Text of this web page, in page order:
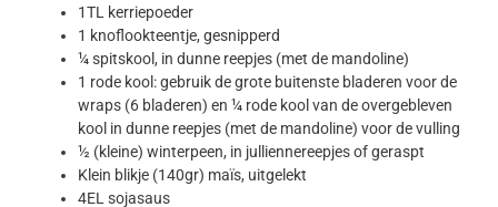
1TL kerriepoeder
1 knoflookteentje, gesnipperd
¼ spitskool, in dunne reepjes (met de mandoline)
1 rode kool: gebruik de grote buitenste bladeren voor de
wraps (6 bladeren) en ¼ rode kool van de overgebleven
kool in dunne reepjes (met de mandoline) voor de vulling
½ (kleine) winterpeen, in julliennereepjes of geraspt
Klein blikje (140gr) maïs, uitgelekt
4EL sojasaus